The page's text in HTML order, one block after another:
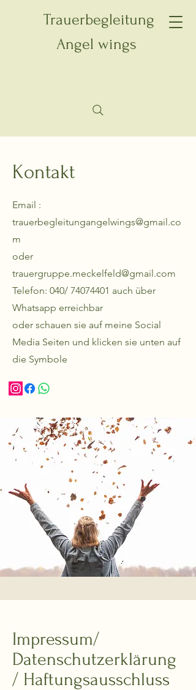
Trauerbegleitung
Angel wings
Kontakt
Email :
trauerbegleitungangelwings@gmail.co
m
oder
trauergruppe.meckelfeld@gmail.com
Telefon: 040/ 74074401 auch über
Whatsapp erreichbar
oder schauen sie auf meine Social
Media Seiten und klicken sie unten auf
die Symbole
Impressum/
Datenschutzerklärung
/ Haftungsausschluss